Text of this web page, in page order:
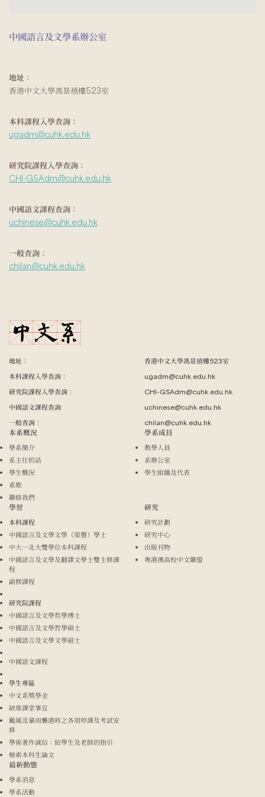
中國語言及文學系辦公室
地址：
香港中文大學馮景禧樓523室
本科課程入學查詢：
ugadm@cuhk.edu.hk
研究院課程入學查詢：
CHI-GSAdm@cuhk.edu.hk
中國語文課程查詢：
uchinese@cuhk.edu.hk
一般查詢：
chilan@cuhk.edu.hk
地址：
香港中文大學馮景禧樓523室
本科課程入學查詢：
ugadm@cuhk.edu.hk
研究院課程入學查詢：
CHI-GSAdm@cuhk.edu.hk
中國語文課程查詢:
uchinese@cuhk.edu.hk
一般查詢：
chilan@cuhk.edu.hk
本系概況
學系簡介
系主任的話
學生概況
系歌
聯絡我們
學系成員
教學人員
系辦公室
學生組織及代表
學習
本科課程
中國語言及文學文學（榮譽）學士
中大─北大雙學位本科課程
中國語言及文學及翻譯文學士雙主修課
程
副修課程
研究院課程
中國語言及文學哲學博士
中國語言及文學哲學碩士
中國語言及文學文學碩士
中國語文課程
學生專區
中文系獎學金
缺席課堂事宜
颱風及暴雨襲港時之各項停課及考試安
排
學術著作誠信：給學生及老師的指引
檢索本科生論文
研究
研究計劃
研究中心
出版刊物
粵港澳高校中文聯盟
最新動態
學系消息
學系活動